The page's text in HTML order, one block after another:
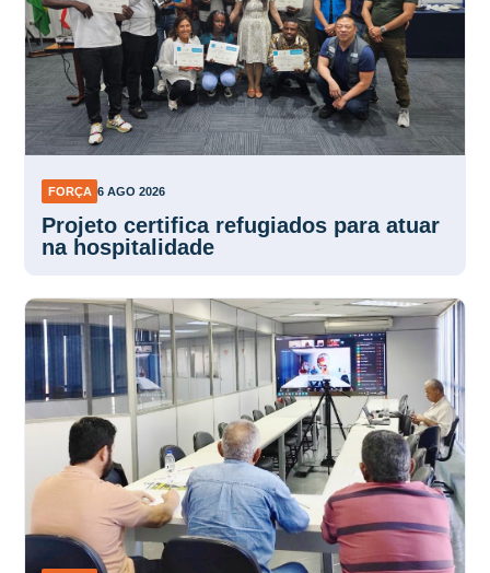
FORÇA 6 AGO 2026
Projeto certifica refugiados para atuar
na hospitalidade